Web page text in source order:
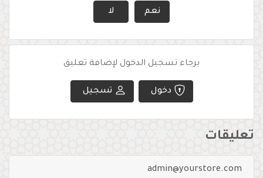
نعم لا
برجاء تسجيل الدخول لإضافة تعليق
دخول تسجيل
تعليقات
admin@yourstore.com